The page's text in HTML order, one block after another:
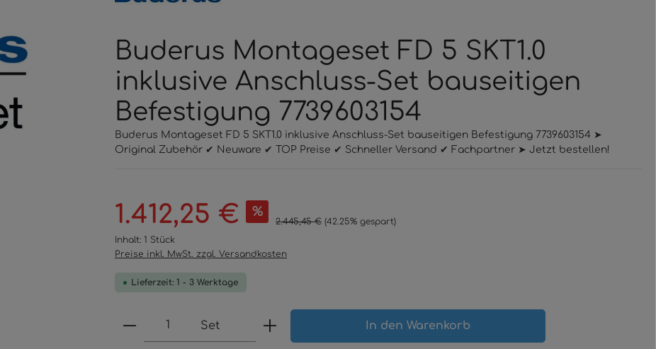
Buderus Montageset FD 5 SKT1.0
inklusive Anschluss-Set bauseitigen
Befestigung 7739603154
Buderus Montageset FD 5 SKT1.0 inklusive Anschluss-Set bauseitigen Befestigung 7739603154 ➤
Original Zubehör ✔ Neuware ✔ TOP Preise ✔ Schneller Versand ✔ Fachpartner ➤ Jetzt bestellen!
Verkaufspreis:
1.412,25 € %
Regulärer Preis:
2.445,45 € (42.25% gespart)
Inhalt: 1 Stück
Preise inkl. MwSt. zzgl. Versandkosten
Lieferzeit: 1 - 3 Werktage
Produkt Anzahl: Gib den gewünschten Wert ein oder
Set In den Warenkorb